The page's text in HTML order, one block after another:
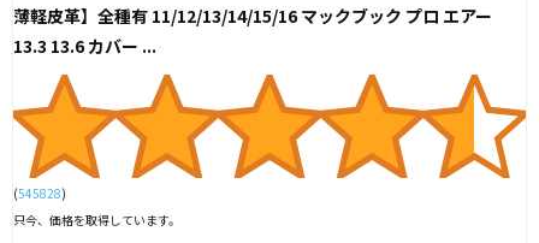
薄軽皮革】全種有 11/12/13/14/15/16 マックブック プロ エアー
13.3 13.6 カバー ...
(545828)
只今、価格を取得しています。